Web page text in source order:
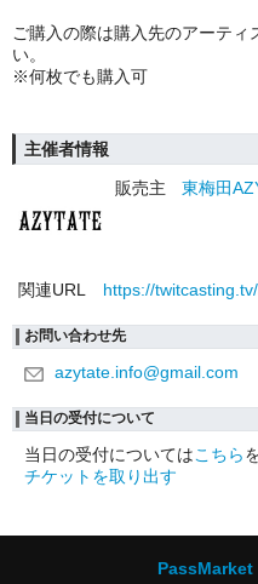
ご購入の際は購入先のアーティ
い。
※何枚でも購入可
主催者情報
販売主
東梅田
関連URL https://
お問い合わせ先
azytate.info@gmail.com
当日の受付について
当日の受付についてはこちら
チケットを取り出す
PassMarket